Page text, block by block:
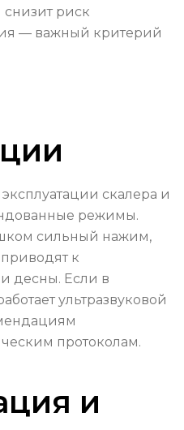
риск
— важный критерий
скалера и
режимы.
сильный нажим,
к
десны. Если в
ультразвуковой
протоколам.
и